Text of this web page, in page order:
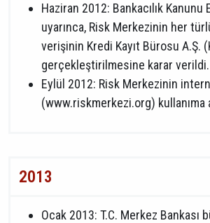
Haziran 2012: Bankacılık Kanunu
uyarınca, Risk Merkezinin her
verişinin Kredi Kayıt Bürosu A.Ş.
gerçekleştirilmesine karar verildi.
Eylül 2012: Risk Merkezinin
(www.riskmerkezi.org) kullanıma
2013
Ocak 2013: T.C. Merkez Bankası